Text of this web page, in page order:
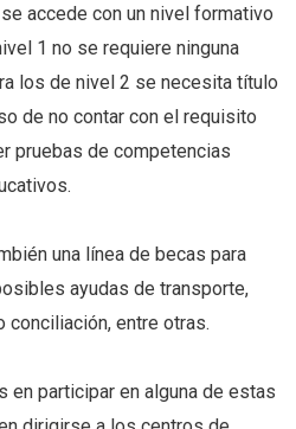
accede con un nivel formativo
1 no se requiere ninguna
los de nivel 2 se necesita título
de no contar con el requisito
pruebas de competencias
una línea de becas para
ayudas de transporte,
conciliación, entre otras.
en participar en alguna de estas